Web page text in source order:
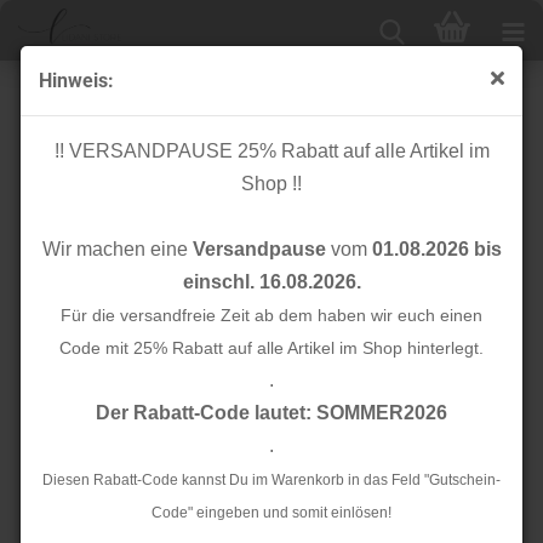
Hinweis:
!! VERSANDPAUSE 25% Rabatt auf alle Artikel im
Shop !!
Wir machen eine Versandpausevom 01.08.2026 bis
einschl. 16.08.2026.
Für die versandfreie Zeit ab dem haben wir euch einen
Code mit 25% Rabatt auf alle Artikel im Shop hinterlegt.
.
Der Rabatt-Code lautet: SOMMER2026
.
Diesen Rabatt-Code kannst Du im Warenkorb in das Feld "Gutschein-
Code" eingeben und somit einlösen!
Jackenstepper - Check - sand/grey